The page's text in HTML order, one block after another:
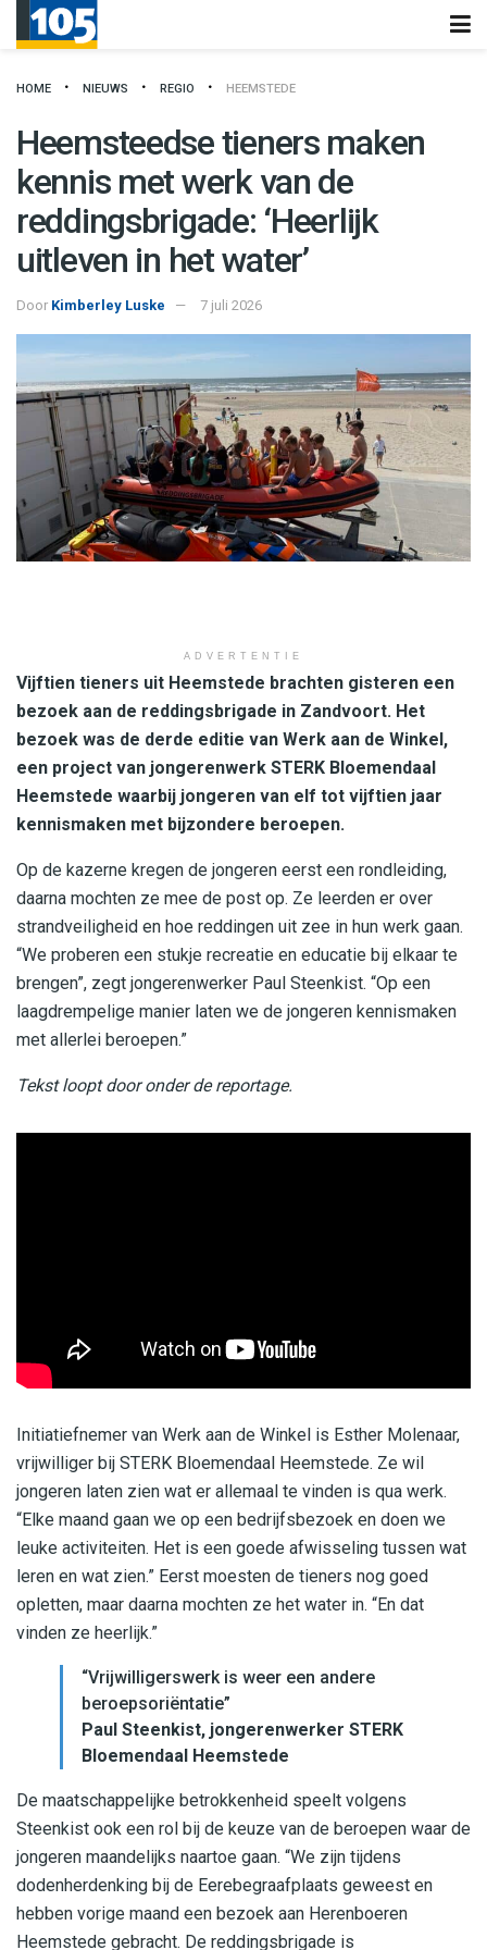
HOME NIEUWS REGIO HEEMSTEDE
Heemsteedse tieners maken
kennis met werk van de
reddingsbrigade: ‘Heerlijk
uitleven in het water’
Door Kimberley Luske 7 juli 2026
ADVERTENTIE
Vijftien tieners uit Heemstede brachten gisteren een
bezoek aan de reddingsbrigade in Zandvoort. Het
bezoek was de derde editie van Werk aan de Winkel,
een project van jongerenwerk STERK Bloemendaal
Heemstede waarbij jongeren van elf tot vijftien jaar
kennismaken met bijzondere beroepen.
Op de kazerne kregen de jongeren eerst een rondleiding,
daarna mochten ze mee de post op. Ze leerden er over
strandveiligheid en hoe reddingen uit zee in hun werk gaan.
“We proberen een stukje recreatie en educatie bij elkaar te
brengen”, zegt jongerenwerker Paul Steenkist. “Op een
laagdrempelige manier laten we de jongeren kennismaken
met allerlei beroepen.”
Tekst loopt door onder de reportage.
Initiatiefnemer van Werk aan de Winkel is Esther Molenaar,
vrijwilliger bij STERK Bloemendaal Heemstede. Ze wil
jongeren laten zien wat er allemaal te vinden is qua werk.
“Elke maand gaan we op een bedrijfsbezoek en doen we
leuke activiteiten. Het is een goede afwisseling tussen wat
leren en wat zien.” Eerst moesten de tieners nog goed
opletten, maar daarna mochten ze het water in. “En dat
vinden ze heerlijk.”
“Vrijwilligerswerk is weer een andere
beroepsoriëntatie”
Paul Steenkist, jongerenwerker STERK
Bloemendaal Heemstede
De maatschappelijke betrokkenheid speelt volgens
Steenkist ook een rol bij de keuze van de beroepen waar de
jongeren maandelijks naartoe gaan. “We zijn tijdens
dodenherdenking bij de Eerebegraafplaats geweest en
hebben vorige maand een bezoek aan Herenboeren
Heemstede gebracht. De reddingsbrigade is